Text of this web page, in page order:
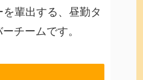
輩出する、昼勤タ
チームです。